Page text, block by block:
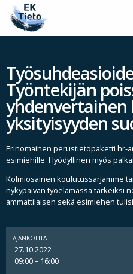
Työntekijän
yhdenvertainen
yksityisyyden
Erinomainen perustietopaketti hr-
esimiehille. Hyödyllinen myös
Kolmiosainen koulutussarjamme
nykypäivän työelämässä tärkeiksi
ammattilaisen sekä esimiehen
AJANKOHTA
27.10.2022
09:00 – 16:00